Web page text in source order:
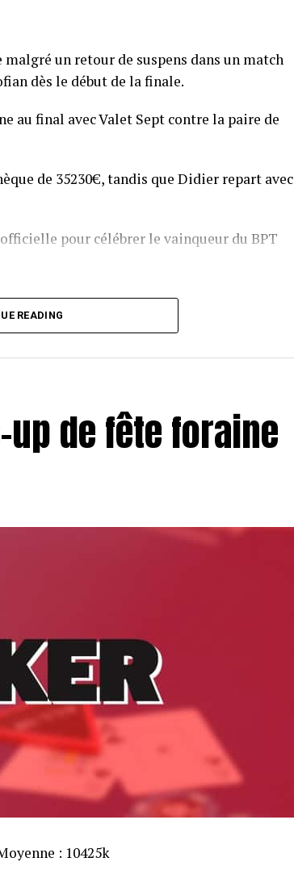
un retour de suspens dans un match
dès le début de la finale.
au final avec Valet Sept contre la paire de
de 35230€, tandis que Didier repart avec
pour célébrer le vainqueur du BPT
2018, en costaud !
READING
up de fête foraine
: 10425k